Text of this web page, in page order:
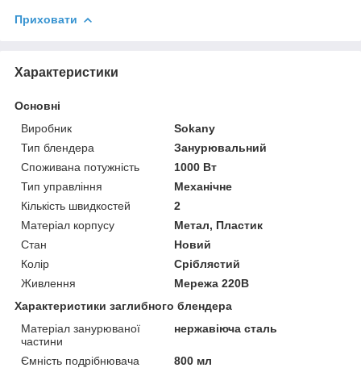
Приховати
Характеристики
Основні
Виробник
Sokany
Тип блендера
Занурювальний
Споживана потужність
1000 Вт
Тип управління
Механічне
Кількість швидкостей
2
Матеріал корпусу
Метал, Пластик
Стан
Новий
Колір
Сріблястий
Живлення
Мережа 220В
Характеристики заглибного блендера
Матеріал занурюваної
частини
нержавіюча сталь
Ємність подрібнювача
800 мл